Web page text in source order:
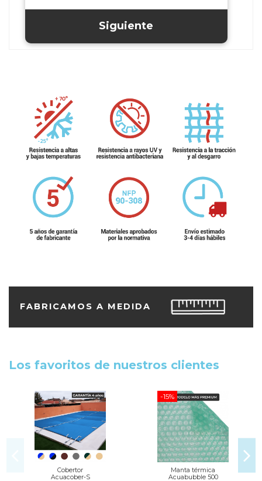
FABRICAMOS A MEDIDA
Los favoritos de nuestros clientes
Cobertor
Acuacober-S
-15%
Manta térmica
Acuabubble 500